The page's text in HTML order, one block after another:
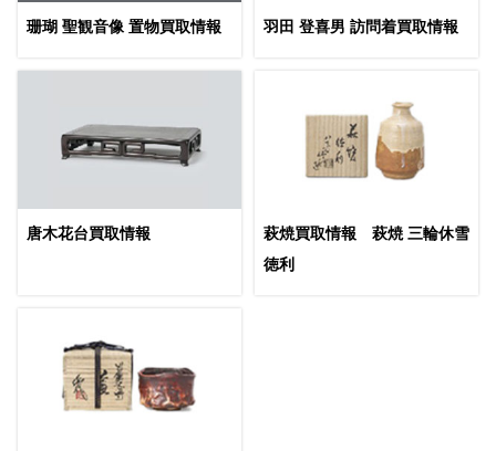
珊瑚 聖観音像 置物買取情報 羽田 登喜男 訪問着買取情報
唐木花台買取情報
萩焼買取情報 萩焼 三輪休雪
徳利